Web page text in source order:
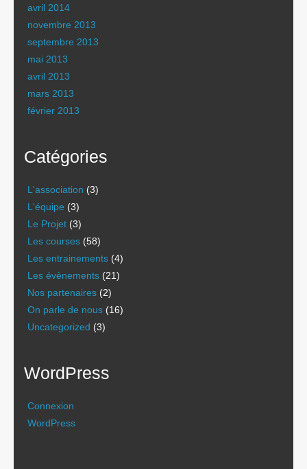
avril 2014
novembre 2013
septembre 2013
mai 2013
avril 2013
mars 2013
février 2013
Catégories
L'association (3)
L'équipe (3)
Le Projet (3)
Les courses (58)
Les entrainements (4)
Les évènements (21)
Nos partenaires (2)
On parle de nous (16)
Uncategorized (3)
WordPress
Connexion
WordPress